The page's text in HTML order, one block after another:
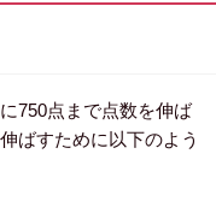
750点まで点数を伸ば
ばすために以下のよう